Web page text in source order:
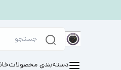
دسته‌بندی محصولات